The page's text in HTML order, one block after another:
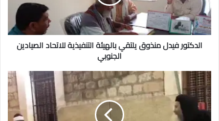
الدكتور فيدل منذوق يلتقي بالهيئة التنفيذية للاتحاد الصيادين
الجنوبي